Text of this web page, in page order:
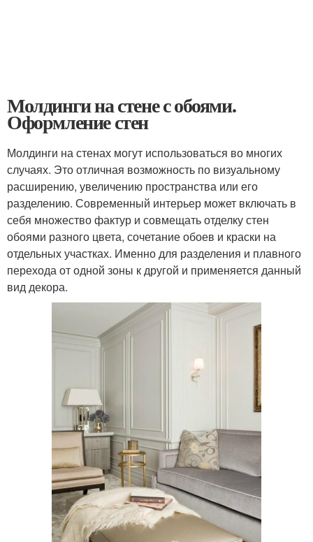
Молдинги на стене с обоями.
Оформление стен
Молдинги на стенах могут использоваться во многих
случаях. Это отличная возможность по визуальному
расширению, увеличению пространства или его
разделению. Современный интерьер может включать в
себя множество фактур и совмещать отделку стен
обоями разного цвета, сочетание обоев и краски на
отдельных участках. Именно для разделения и плавного
перехода от одной зоны к другой и применяется данный
вид декора.